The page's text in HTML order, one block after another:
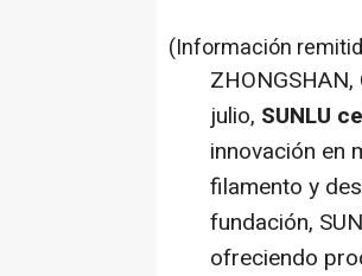
(Información
ZHONGSHAN,
julio, SUNLU
innovación en
filamento y
fundación,
ofreciendo